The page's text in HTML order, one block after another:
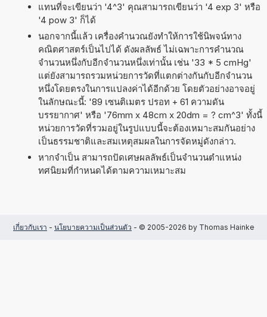
แทนที่จะเขียนว่า '4^3' คุณสามารถเขียนว่า '4 exp 3' หรือ
'4 pow 3' ก็ได้
นอกจากนี้แล้ว เครื่องคำนวณยังทำให้การใช้นิพจน์ทาง
คณิตศาสตร์เป็นไปได้ ดังผลลัพธ์ ไม่เฉพาะการคำนวณ
จำนวนหนึ่งกับอีกจำนวนหนึ่งเท่านั้น เช่น '33 * 5 cmHg'
แต่ยังสามารถรวมหน่วยการวัดที่แตกต่างกันกับอีกจำนวน
หนึ่งโดยตรงในการแปลงค่าได้อีกด้วย โดยตัวอย่างอาจอยู่
ในลักษณะนี้: '89 เซนติเมตร ปรอท + 61 ความดัน
บรรยากาศ' หรือ '76mm x 48cm x 20dm = ? cm^3' ทั้งนี้
หน่วยการวัดที่รวมอยู่ในรูปแบบนี้จะต้องเหมาะสมกันอย่าง
เป็นธรรมชาติและสมเหตุสมผลในการจัดหมู่ดังกล่าว.
หากจำเป็น สามารถปัดเศษผลลัพธ์เป็นจำนวนตำแหน่ง
ทศนิยมที่กำหนดได้ตามความเหมาะสม
เกี่ยวกับเรา - นโยบายความเป็นส่วนตัว - © 2005-2026 by Thomas Hainke